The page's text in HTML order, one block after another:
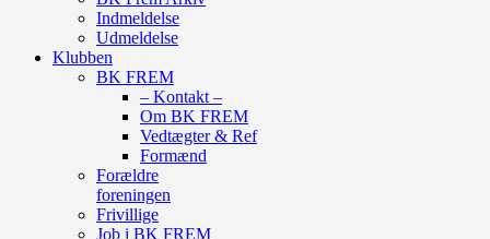
Indmeldelse
Udmeldelse
Klubben
BK FREM
– Kontakt –
Om BK FREM
Vedtægter & Ref
Formænd
Forældre
foreningen
Frivillige
Job i BK FREM